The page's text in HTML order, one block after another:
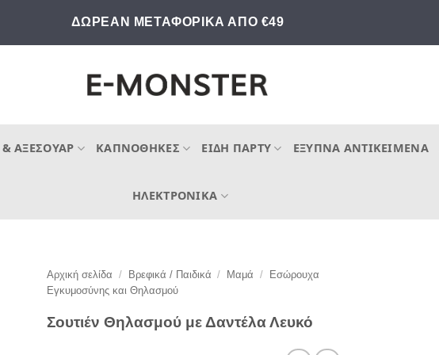
ΔΩΡΕΑΝ ΜΕΤΑΦΟΡΙΚΑ ΑΠΟ €49
ΑΞΕΣΟΥΆΡ ΚΑΠΝΟΘΉΚΕΣ ΕΊΔΗ ΠΆΡΤΥ ΈΞΥΠΝΑ ΑΝΤΙΚΕΊΜΕΝΑ
ΗΛΕΚΤΡΟΝΙΚΆ
Αρχική σελίδα / Βρεφικά / Παιδικά / Μαμά /
Εσώρουχα
Εγκυμοσύνης και Θηλασμού
Σουτιέν Θηλασμού με Δαντέλα Λευκό